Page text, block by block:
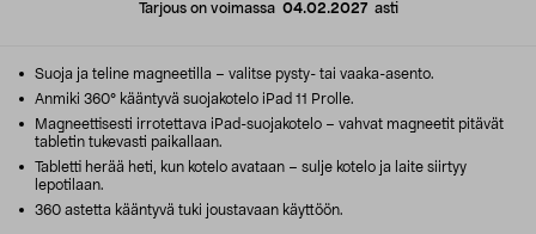
Tarjous on voimassa 04.02.2027asti
Suoja ja teline magneetilla – valitse pysty- tai vaaka-asento.
Anmiki 360° kääntyvä suojakotelo iPad 11 Prolle.
Magneettisesti irrotettava iPad-suojakotelo – vahvat magneetit pitävät
tabletin tukevasti paikallaan.
Tabletti herää heti, kun kotelo avataan – sulje kotelo ja laite siirtyy
lepotilaan.
360 astetta kääntyvä tuki joustavaan käyttöön.